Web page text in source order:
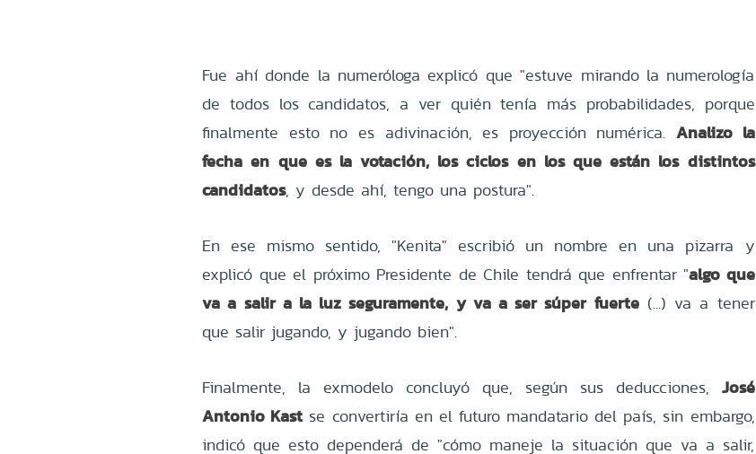
Fue ahí donde la numeróloga explicó que "estuve mirando la numerología
de todos los candidatos, a ver quién tenía más probabilidades, porque
finalmente esto no es adivinación, es proyección numérica. Analizo la
fecha en que es la votación, los ciclos en los que están los distintos
candidatos, y desde ahí, tengo una postura".
En ese mismo sentido, "Kenita" escribió un nombre en una pizarra y
explicó que el próximo Presidente de Chile tendrá que enfrentar "algo que
va a salir a la luz seguramente, y va a ser súper fuerte(...) va a tener
que salir jugando, y jugando bien".
Finalmente, la exmodelo concluyó que, según sus deducciones, José
Antonio Kast se convertiría en el futuro mandatario del país, sin embargo,
indicó que esto dependerá de "cómo maneje la situación que va a salir,